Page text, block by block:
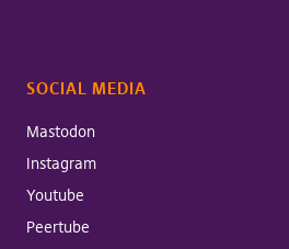
SOCIAL MEDIA
Mastodon
Instagram
Youtube
Peertube